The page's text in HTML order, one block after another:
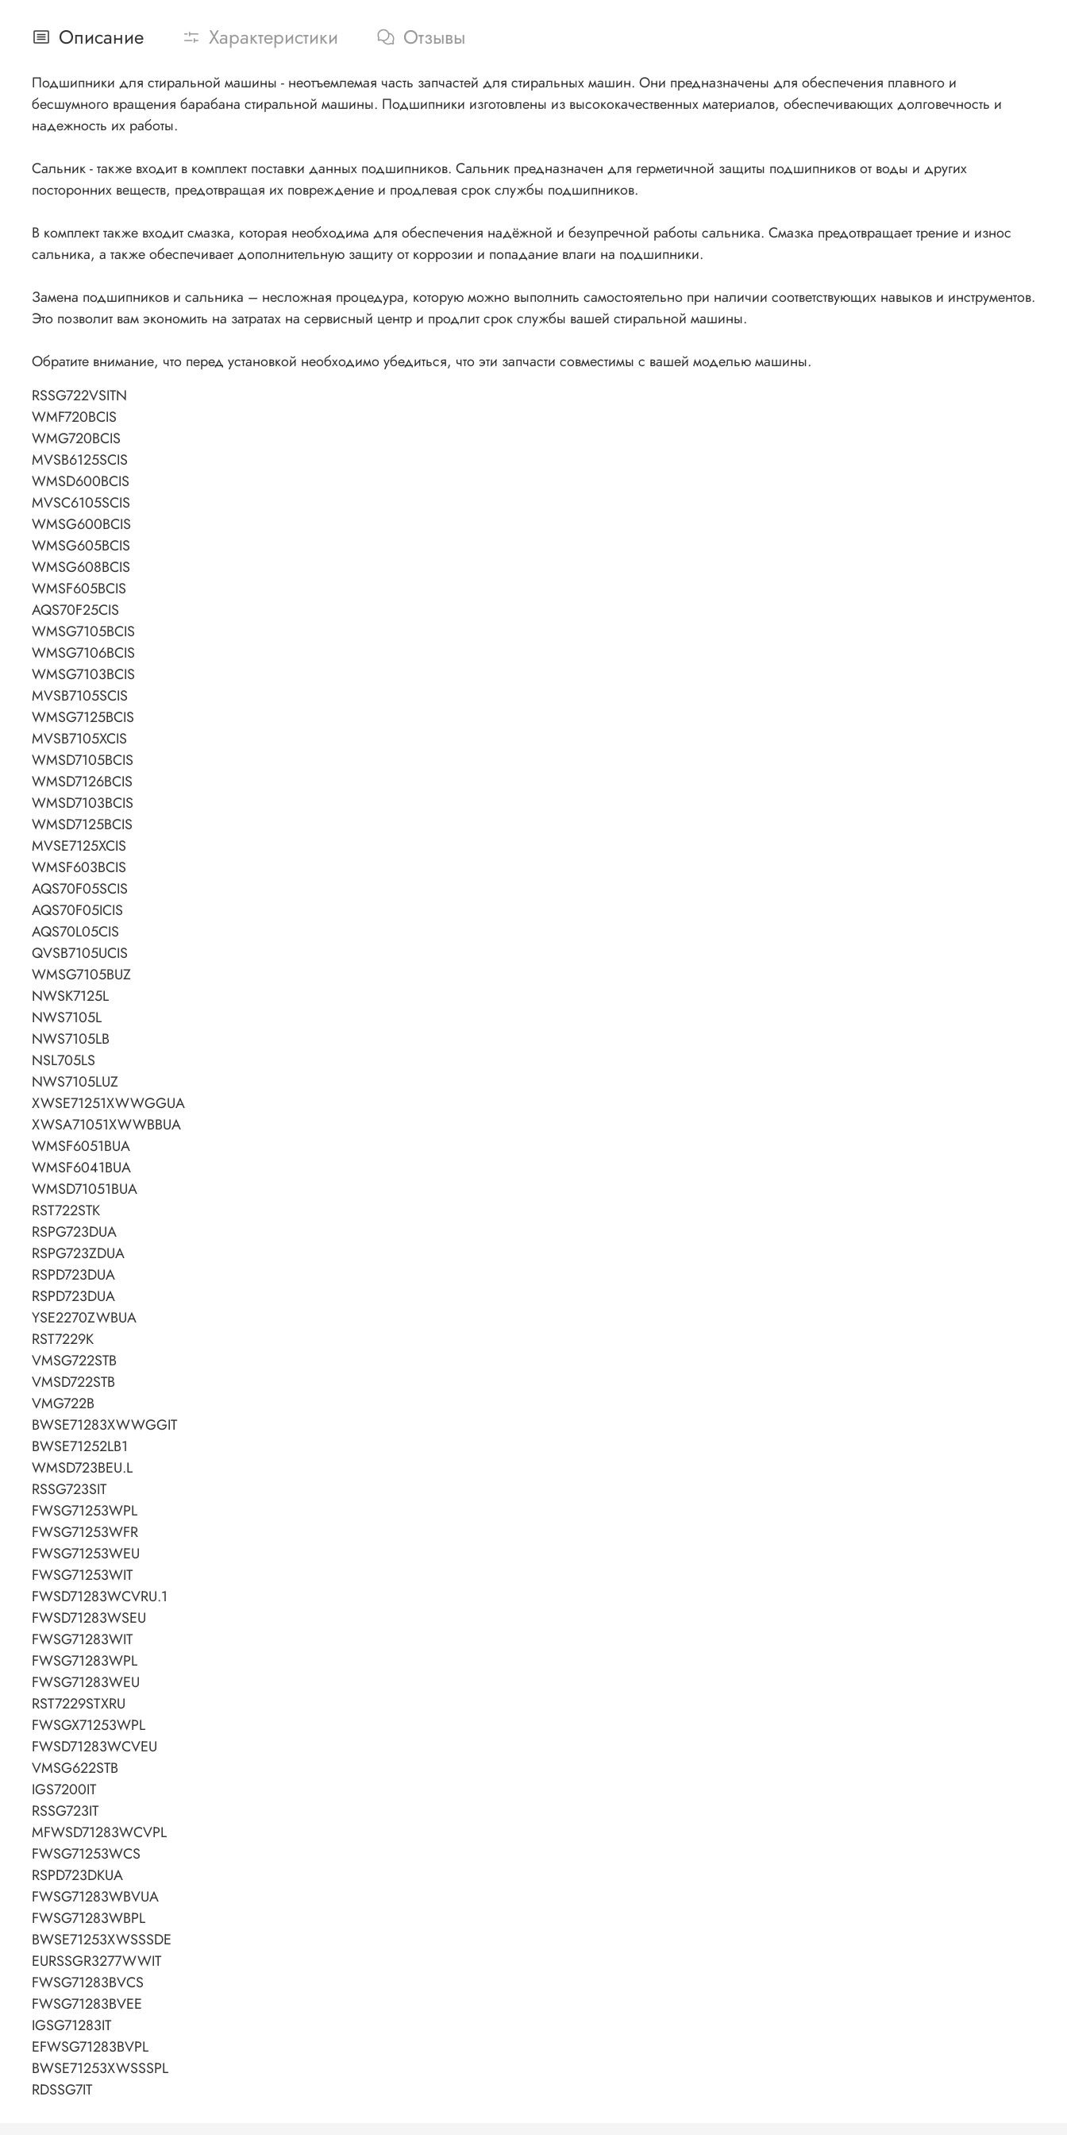
AQS70F25CIS
WMSG7105BCIS
WMSG7103BCIS
MVSB7105SCIS
WMSD7105BCIS
WMSD7103BCIS
MVSE7125XCIS
WMSF603BCIS
AQS70F05ICIS
AQS70L05CIS
WMSG7105BUZ
NWSK7125L
Описание Характеристики Отзывы
Подшипники для стиральной машины - неотъемлемая часть запчастей для стиральных машин. Они предназначены для обеспечения плавного и
бесшумного вращения барабана стиральной машины. Подшипники изготовлены из высококачественных материалов, обеспечивающих долговечность и
надежность их работы.
Сальник - также входит в комплект поставки данных подшипников. Сальник предназначен для герметичной защиты подшипников от воды и других
посторонних веществ, предотвращая их повреждение и продлевая срок службы подшипников.
В комплект также входит смазка, которая необходима для обеспечения надёжной и безупречной работы сальника. Смазка предотвращает трение и износ
сальника, а также обеспечивает дополнительную защиту от коррозии и попадание влаги на подшипники.
Замена подшипников и сальника – несложная процедура, которую можно выполнить самостоятельно при наличии соответствующих навыков и инструментов.
Это позволит вам экономить на затратах на сервисный центр и продлит срок службы вашей стиральной машины.
Обратите внимание, что перед установкой необходимо убедиться, что эти запчасти совместимы с вашей моделью машины.
RSSG722VSITN
WMF720BCIS
WMG720BCIS
MVSB6125SCIS
WMSD600BCIS
MVSC6105SCIS
WMSG600BCIS
WMSG605BCIS
WMSG608BCIS
WMSF605BCIS
AQS70F25CIS
WMSG7105BCIS
WMSG7106BCIS
WMSG7103BCIS
MVSB7105SCIS
WMSG7125BCIS
MVSB7105XCIS
WMSD7105BCIS
WMSD7126BCIS
WMSD7103BCIS
WMSD7125BCIS
MVSE7125XCIS
WMSF603BCIS
AQS70F05SCIS
AQS70F05ICIS
AQS70L05CIS
QVSB7105UCIS
WMSG7105BUZ
NWSK7125L
NWS7105L
NWS7105LB
NSL705LS
NWS7105LUZ
XWSE71251XWWGGUA
XWSA71051XWWBBUA
WMSF6051BUA
WMSF6041BUA
WMSD71051BUA
RST722STK
RSPG723DUA
RSPG723ZDUA
RSPD723DUA
RSPD723DUA
YSE2270ZWBUA
RST7229K
VMSG722STB
VMSD722STB
VMG722B
BWSE71283XWWGGIT
BWSE71252LB1
WMSD723BEU.L
RSSG723SIT
FWSG71253WPL
FWSG71253WFR
FWSG71253WEU
FWSG71253WIT
FWSD71283WCVRU.1
FWSD71283WSEU
FWSG71283WIT
FWSG71283WPL
FWSG71283WEU
RST7229STXRU
FWSGX71253WPL
FWSD71283WCVEU
VMSG622STB
IGS7200IT
RSSG723IT
MFWSD71283WCVPL
FWSG71253WCS
RSPD723DKUA
FWSG71283WBVUA
FWSG71283WBPL
BWSE71253XWSSSDE
EURSSGR3277WWIT
FWSG71283BVCS
FWSG71283BVEE
IGSG71283IT
EFWSG71283BVPL
BWSE71253XWSSSPL
RDSSG7IT